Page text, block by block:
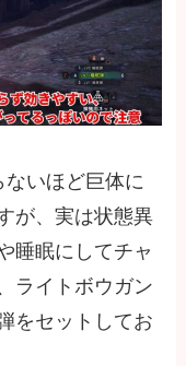
いほど巨体に
が、実は状態異
睡眠にしてチャ
ライトボウガン
をセットしてお